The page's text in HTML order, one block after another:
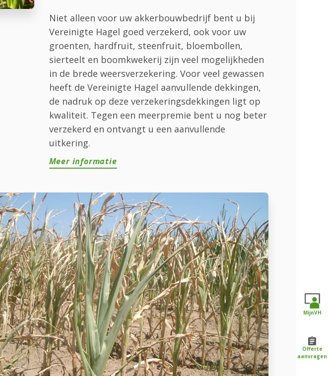
Niet alleen voor uw akkerbouwbedrijf bent u bij
Vereinigte Hagel goed verzekerd, ook voor uw
groenten, hardfruit, steenfruit, bloembollen,
sierteelt en boomkwekerij zijn veel mogelijkheden
in de brede weersverzekering. Voor veel gewassen
heeft de Vereinigte Hagel aanvullende dekkingen,
de nadruk op deze verzekeringsdekkingen ligt op
kwaliteit. Tegen een meerpremie bent u nog beter
verzekerd en ontvangt u een aanvullende
uitkering.
Meer informatie
MijnVH
Offerte
aanvragen